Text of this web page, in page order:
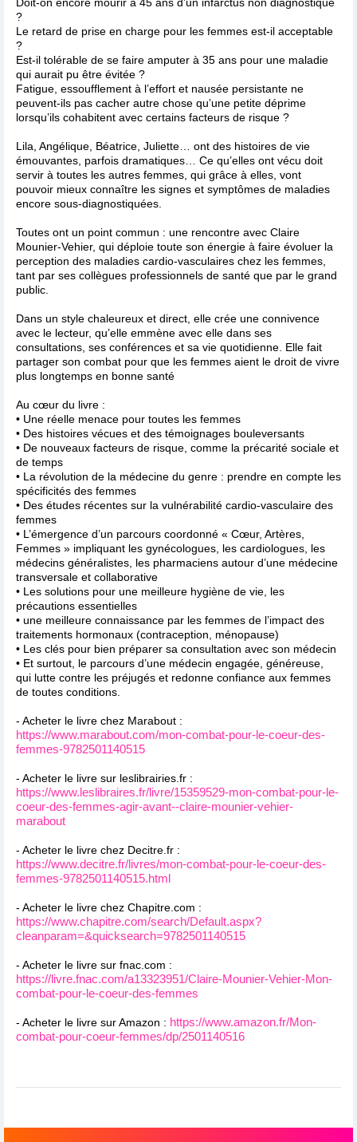
?
Le retard de prise en charge pour les femmes est-il acceptable
?
Est-il tolérable de se faire amputer à 35 ans pour une maladie
qui aurait pu être évitée ?
Fatigue, essoufflement à l’effort et nausée persistante ne
peuvent-ils pas cacher autre chose qu’une petite déprime
lorsqu’ils cohabitent avec certains facteurs de risque ?
Lila, Angélique, Béatrice, Juliette… ont des histoires de vie
émouvantes, parfois dramatiques… Ce qu’elles ont vécu doit
servir à toutes les autres femmes, qui grâce à elles, vont
pouvoir mieux connaître les signes et symptômes de maladies
encore sous-diagnostiquées.
Toutes ont un point commun : une rencontre avec Claire
Mounier-Vehier, qui déploie toute son énergie à faire évoluer la
perception des maladies cardio-vasculaires chez les femmes,
tant par ses collègues professionnels de santé que par le grand
public.
Dans un style chaleureux et direct, elle crée une connivence
avec le lecteur, qu’elle emmène avec elle dans ses
consultations, ses conférences et sa vie quotidienne. Elle fait
partager son combat pour que les femmes aient le droit de vivre
plus longtemps en bonne santé
Au cœur du livre :
• Une réelle menace pour toutes les femmes
• Des histoires vécues et des témoignages bouleversants
• De nouveaux facteurs de risque, comme la précarité sociale et
de temps
• La révolution de la médecine du genre : prendre en compte les
spécificités des femmes
• Des études récentes sur la vulnérabilité cardio-vasculaire des
femmes
• L’émergence d’un parcours coordonné « Cœur, Artères,
Femmes » impliquant les gynécologues, les cardiologues, les
médecins généralistes, les pharmaciens autour d’une médecine
transversale et collaborative
• Les solutions pour une meilleure hygiène de vie, les
précautions essentielles
• une meilleure connaissance par les femmes de l’impact des
traitements hormonaux (contraception, ménopause)
• Les clés pour bien préparer sa consultation avec son médecin
• Et surtout, le parcours d’une médecin engagée, généreuse,
qui lutte contre les préjugés et redonne confiance aux femmes
de toutes conditions.
- Acheter le livre chez Marabout :
https://www.marabout.com/mon-combat-pour-le-coeur-des-
femmes-9782501140515
- Acheter le livre sur leslibrairies.fr :
https://www.leslibraires.fr/livre/15359529-mon-combat-pour-le-
coeur-des-femmes-agir-avant--claire-mounier-vehier-
marabout
- Acheter le livre chez Decitre.fr :
https://www.decitre.fr/livres/mon-combat-pour-le-coeur-des-
femmes-9782501140515.html
- Acheter le livre chez Chapitre.com :
https://www.chapitre.com/search/Default.aspx?
cleanparam=&quicksearch=9782501140515
- Acheter le livre sur fnac.com :
https://livre.fnac.com/a13323951/Claire-Mounier-Vehier-Mon-
combat-pour-le-coeur-des-femmes
- Acheter le livre sur Amazon : https://www.amazon.fr/Mon-
combat-pour-coeur-femmes/dp/2501140516